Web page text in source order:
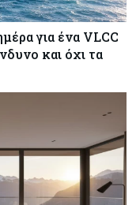
για ένα VLCC
και όχι τα